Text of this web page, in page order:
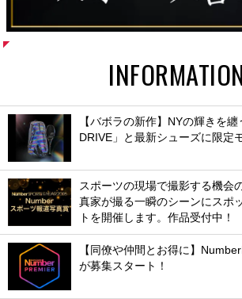
【バボラの新作】NYの輝きを
DRIVE」と最新シューズに限定
スポーツの現場で撮影する機会
真家が撮る一瞬のシーンにスポ
トを開催します。作品受付中！
【同僚や仲間とお得に】
が募集スタート！